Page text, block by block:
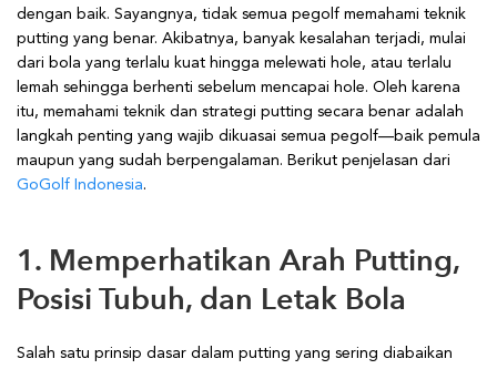
dengan baik. Sayangnya, tidak semua pegolf memahami teknik
putting yang benar. Akibatnya, banyak kesalahan terjadi, mulai
dari bola yang terlalu kuat hingga melewati hole, atau terlalu
lemah sehingga berhenti sebelum mencapai hole. Oleh karena
itu, memahami teknik dan strategi putting secara benar adalah
langkah penting yang wajib dikuasai semua pegolf—baik pemula
maupun yang sudah berpengalaman. Berikut penjelasan dari
GoGolf Indonesia.
1. Memperhatikan Arah Putting,
Posisi Tubuh, dan Letak Bola
Salah satu prinsip dasar dalam putting yang sering diabaikan